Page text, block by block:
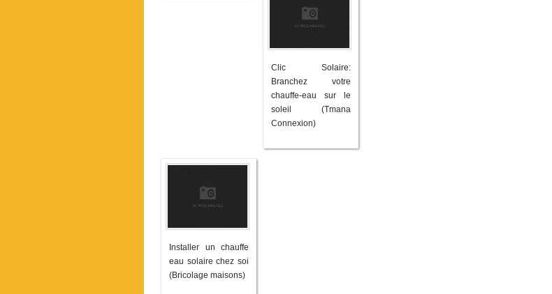
Clic Solaire:
Branchez votre
chauffe-eau sur le
soleil (Tmana
Connexion)
Installer un chauffe
eau solaire chez soi
(Bricolage maisons)